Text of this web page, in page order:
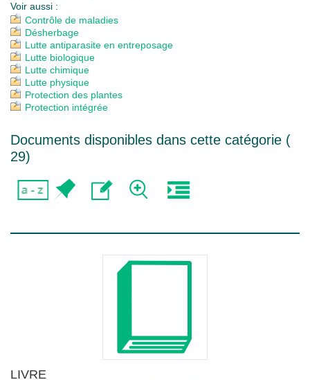
Voir aussi :
Contrôle de maladies
Désherbage
Lutte antiparasite en entreposage
Lutte biologique
Lutte chimique
Lutte physique
Protection des plantes
Protection intégrée
Documents disponibles dans cette catégorie (
29)
LIVRE